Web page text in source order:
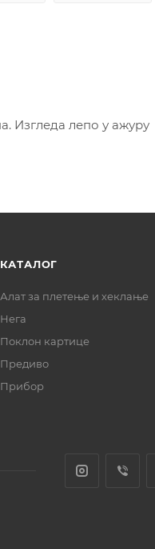
Изгледа лепо у ажуру
КАТАЛОГ
Алат за плетење и хеклање
Нега
Поклон картице
Предиво
Прибор